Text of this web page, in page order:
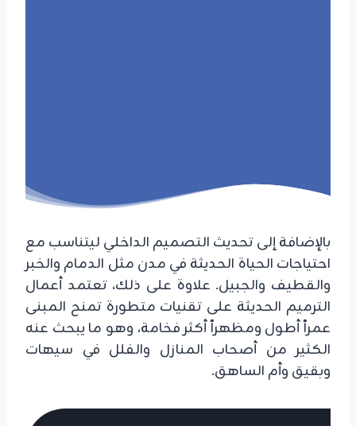
بالإضافة إلى تحديث التصميم الداخلي ليتناسب مع
احتياجات الحياة الحديثة في مدن مثل الدمام والخبر
والقطيف والجبيل. علاوة على ذلك، تعتمد أعمال
الترميم الحديثة على تقنيات متطورة تمنح المبنى
عمراً أطول ومظهراً أكثر فخامة، وهو ما يبحث عنه
الكثير من أصحاب المنازل والفلل في سيهات
وبقيق وأم الساهق.